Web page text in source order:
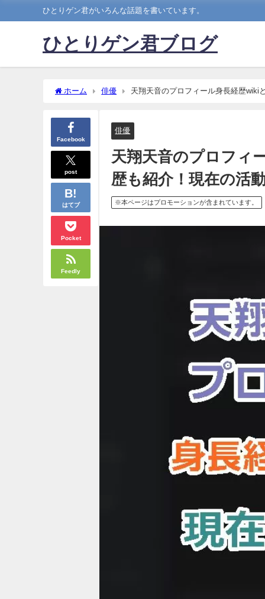
ひとりゲン君がいろんな話題を書いています。
ひとりゲン君ブログ
ホーム 俳優 天翔天音のプロフィール身長経歴wiki
Facebook
post
はてブ
Pocket
Feedly
俳優
天翔天音のプロフィ
歴も紹介！現在の活
※本ページはプロモーションが含まれています。